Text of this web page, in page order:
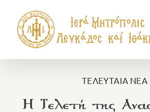
περιεχόμενο
ΤΕΛΕΥΤΑΙΑ ΝΕΑ
Η Τελετή της